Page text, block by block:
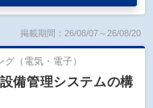
掲載期間：26/08/07～26/08/20
（電気・電子）
備管理システムの構